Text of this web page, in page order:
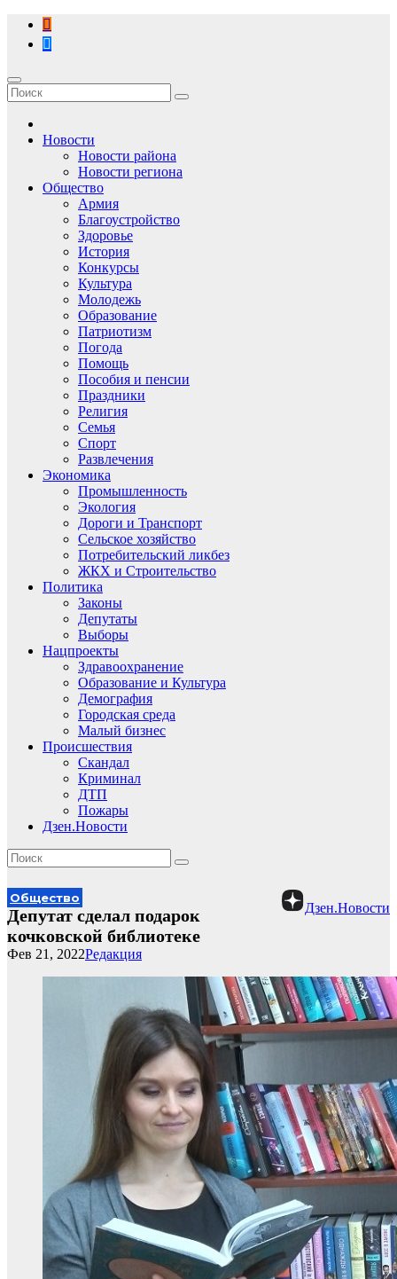
Перейти
содержимому
Новости
Новости района
Новости региона
Общество
Армия
Благоустройство
Здоровье
История
Конкурсы
Культура
Молодежь
Образование
Патриотизм
Погода
Помощь
Пособия и пенсии
Праздники
Религия
Семья
Спорт
Развлечения
Экономика
Промышленность
Экология
Дороги и Транспорт
Сельское хозяйство
Потребительский ликбез
ЖКХ и Строительство
Политика
Законы
Депутаты
Выборы
Нацпроекты
Здравоохранение
Образование и Культура
Демография
Городская среда
Малый бизнес
Происшествия
Скандал
Криминал
ДТП
Пожары
Дзен.Новости
Дзен.Новости
Общество
Депутат сделал подарок
кочковской библиотеке
Редакция
Фев 21, 2022